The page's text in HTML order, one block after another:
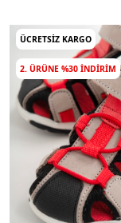
ÜCRETSIZ KARGO
2. ÜRÜNE %30 INDIRIM